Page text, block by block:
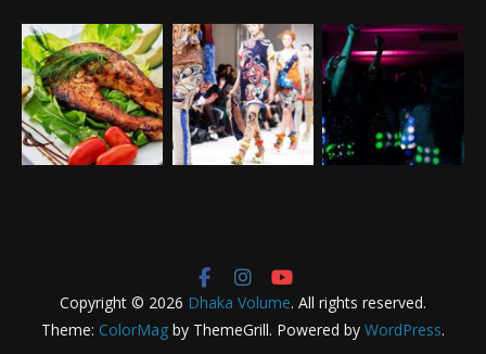
Copyright © 2026 Dhaka Volume. All rights reserved.
Theme: ColorMag by ThemeGrill. Powered by WordPress.